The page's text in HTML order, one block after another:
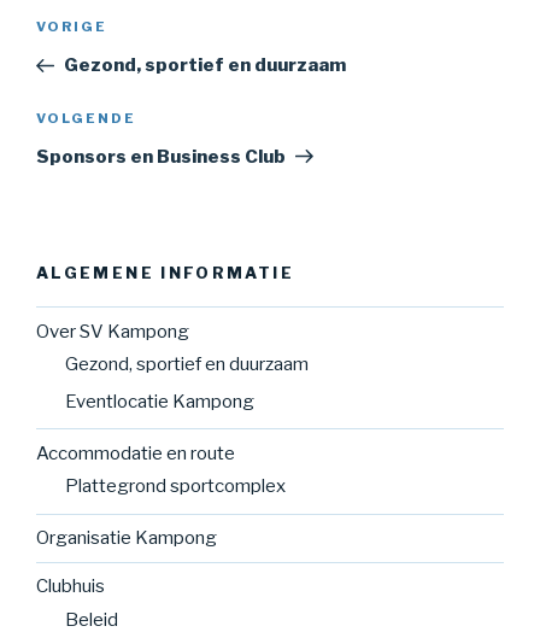
Vorig
bericht
VORIGE
Gezond, sportief en duurzaam
Volgend
bericht
VOLGENDE
Sponsors en Business Club
ALGEMENE INFORMATIE
Over SV Kampong
Gezond, sportief en duurzaam
Eventlocatie Kampong
Accommodatie en route
Plattegrond sportcomplex
Organisatie Kampong
Clubhuis
Beleid